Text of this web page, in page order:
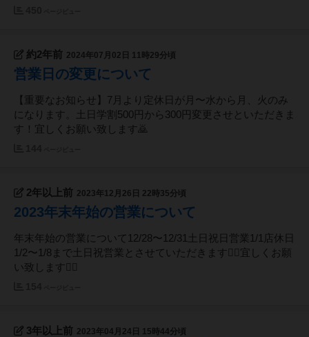
約2年前 2024年07月02日 11時29分頃
営業日の変更について
【重要なお知らせ】7月より定休日が月〜水から月、火のみ
になります。土日学割500円から300円変更させといただきま
す！宜しくお願い致します🙇
2年以上前 2023年12月26日 22時35分頃
2023年末年始の営業について
年末年始の営業について12/28〜12/31土日祝日営業1/1店休日
1/2〜1/8まで土日祝営業とさせていただきます🙇‍♂️宜しくお願
い致します🙇‍♂️
3年以上前 2023年04月24日 15時44分頃